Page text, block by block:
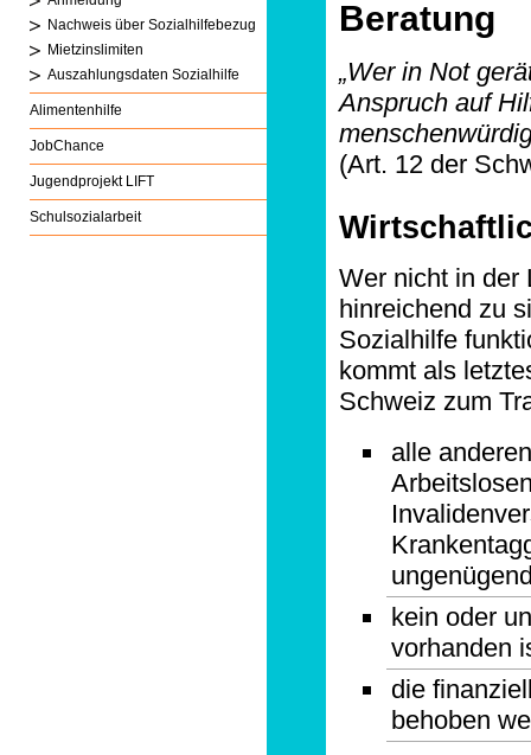
Nachweis über Sozialhilfebezug
Mietzinslimiten
Auszahlungsdaten Sozialhilfe
Alimentenhilfe
JobChance
Jugendprojekt LIFT
Schulsozialarbeit
Beratung
„Wer in Not
Anspruch auf
(Art. 12 der
Wer nicht in der
hinreichend zu
Sozialhilfe
kommt als
Schweiz zum
alle
kein oder
vorhanden
die
behoben